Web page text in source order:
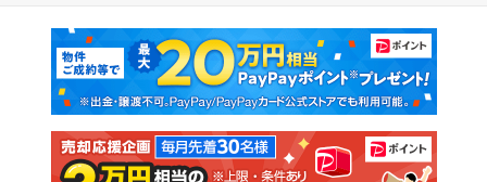
新築マンション 中古マンション
新築一戸建て 中古一戸建て
注文住宅 土地
マンションカタログ 教えて！住まいの先生